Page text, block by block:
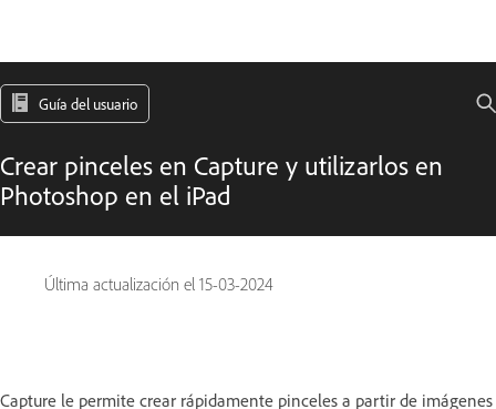
Guía del usuario
Crear pinceles en Capture y utilizarlos en
Photoshop en el iPad
Última actualización el 15-03-2024
Capture le permite crear rápidamente pinceles a partir de imágenes